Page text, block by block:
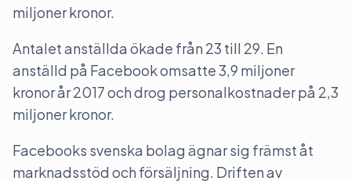
miljoner kronor.
Antalet anställda ökade från 23 till 29. En
anställd på Facebook omsatte 3,9 miljoner
kronor år 2017 och drog personalkostnader på 2,3
miljoner kronor.
Facebooks svenska bolag ägnar sig främst åt
marknadsstöd och försäljning. Driften av